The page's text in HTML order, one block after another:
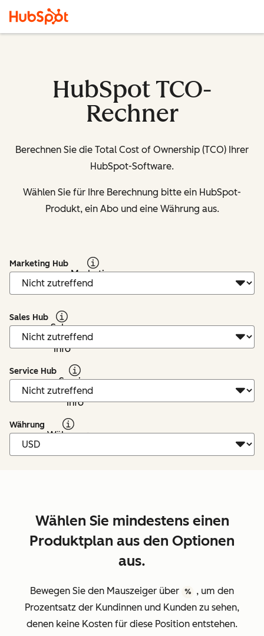
HubSpot TCO-
Rechner
Berechnen Sie die Total Cost of Ownership (TCO) Ihrer
HubSpot-Software.
Wählen Sie für Ihre Berechnung bitte ein HubSpot-
Produkt, ein Abo und eine Währung aus.
Marketing Hub
Marketing
Hub: Info
Sales Hub
Sales
Hub:
Info
Service Hub
Service
Hub:
Info
Währung
Währung:
Wählen Sie mindestens einen
Produktplan aus den Optionen
aus.
Bewegen Sie den Mauszeiger über %
, um den
Prozentsatz der Kundinnen und Kunden zu sehen,
denen keine Kosten für diese Position entstehen.